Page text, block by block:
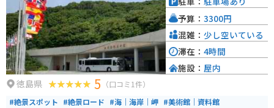
徳島県 5 （口コミ1件）
#絶景スポット #絶景ロード #海｜海岸｜岬 #美術館｜資料館
予算： 3300円
混雑： 少し空いている
滞在： 4時間
施設： 屋内